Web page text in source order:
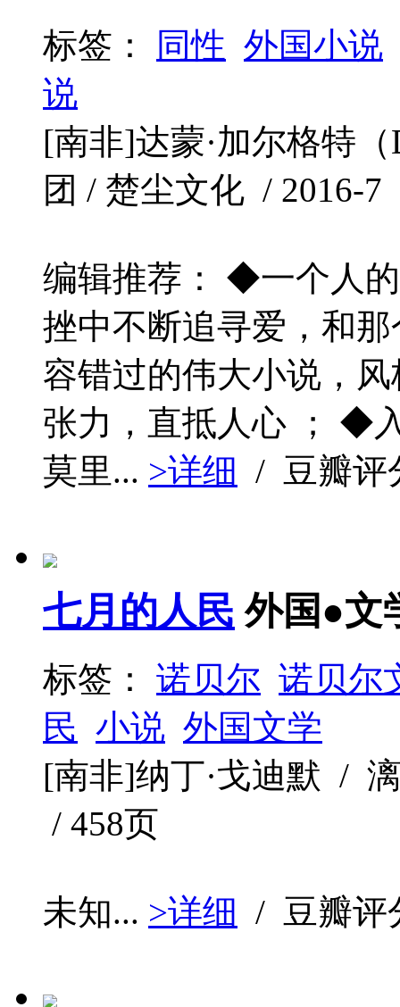
标签： 同性 外国小说
说
[南非]达蒙·加尔格特
团 / 楚尘文化 / 2016-
编辑推荐： ◆一个人
挫中不断追寻爱，和
容错过的伟大小说，
张力，直抵人心 ； ◆
莫里... >详细 / 豆瓣
七月的人民 外国●文
标签： 诺贝尔 诺贝尔
民 小说 外国文学
[南非]纳丁·戈迪默 /
/ 458页
未知... >详细 / 豆瓣